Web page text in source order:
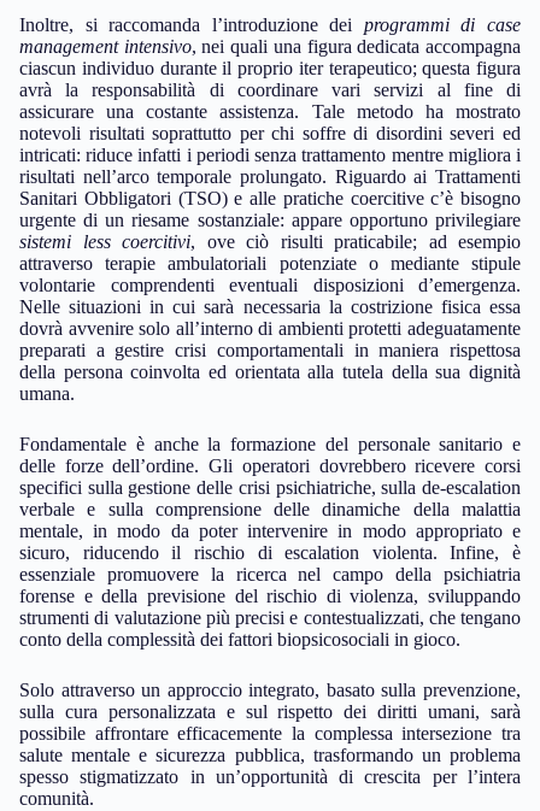
Inoltre, si raccomanda l’introduzione dei programmi di case
management intensivo, nei quali una figura dedicata accompagna
ciascun individuo durante il proprio iter terapeutico; questa figura
avrà la responsabilità di coordinare vari servizi al fine di
assicurare una costante assistenza. Tale metodo ha mostrato
notevoli risultati soprattutto per chi soffre di disordini severi ed
intricati: riduce infatti i periodi senza trattamento mentre migliora i
risultati nell’arco temporale prolungato. Riguardo ai Trattamenti
Sanitari Obbligatori (TSO) e alle pratiche coercitive c’è bisogno
urgente di un riesame sostanziale: appare opportuno privilegiare
sistemi less coercitivi, ove ciò risulti praticabile; ad esempio
attraverso terapie ambulatoriali potenziate o mediante stipule
volontarie comprendenti eventuali disposizioni d’emergenza.
Nelle situazioni in cui sarà necessaria la costrizione fisica essa
dovrà avvenire solo all’interno di ambienti protetti adeguatamente
preparati a gestire crisi comportamentali in maniera rispettosa
della persona coinvolta ed orientata alla tutela della sua dignità
umana.
Fondamentale è anche la formazione del personale sanitario e
delle forze dell’ordine. Gli operatori dovrebbero ricevere corsi
specifici sulla gestione delle crisi psichiatriche, sulla de-escalation
verbale e sulla comprensione delle dinamiche della malattia
mentale, in modo da poter intervenire in modo appropriato e
sicuro, riducendo il rischio di escalation violenta. Infine, è
essenziale promuovere la ricerca nel campo della psichiatria
forense e della previsione del rischio di violenza, sviluppando
strumenti di valutazione più precisi e contestualizzati, che tengano
conto della complessità dei fattori biopsicosociali in gioco.
Solo attraverso un approccio integrato, basato sulla prevenzione,
sulla cura personalizzata e sul rispetto dei diritti umani, sarà
possibile affrontare efficacemente la complessa intersezione tra
salute mentale e sicurezza pubblica, trasformando un problema
spesso stigmatizzato in un’opportunità di crescita per l’intera
comunità.